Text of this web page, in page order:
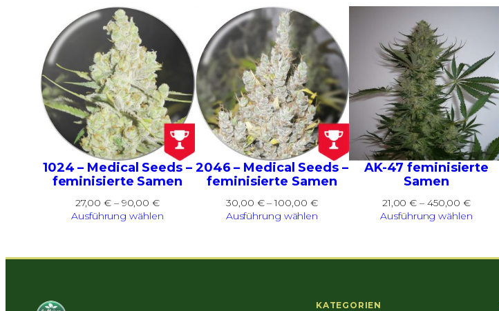
1024 – Medical Seeds –
feminisierte Samen
27,00€ – 90,00€Preisspanne:
27,00 €
Ausführung wählen
2046 – Medical Seeds –
feminisierte Samen
30,00 € –100,00 €Preisspanne:
30,00 €
Ausführung wählen
AK-47 feminisierte
Samen
21,00€ – 450,00€
21,00 €
Ausführung wählen
KATEGORIEN